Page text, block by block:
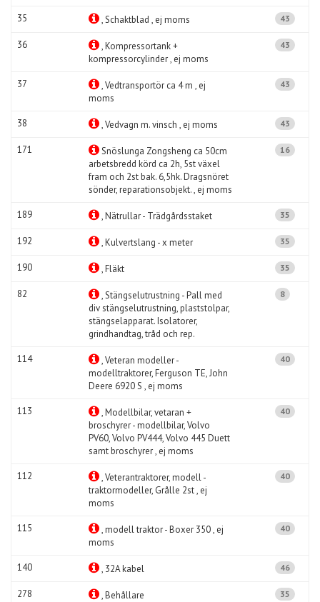
35 , Schaktblad , ej moms 43
36
, Kompressortank +
kompressorcylinder , ej moms
43
37
, Vedtransportör ca 4 m , ej
moms
43
38 , Vedvagn m. vinsch , ej moms 43
171
Snöslunga Zongsheng ca 50cm
arbetsbredd körd ca 2h, 5st växel
fram och 2st bak. 6,5hk. Dragsnöret
sönder, reparationsobjekt. , ej moms
16
189 , Nätrullar - Trädgårdsstaket 35
192 , Kulvertslang - x meter 35
190 , Fläkt 35
82
, Stängselutrustning - Pall med
div stängselutrustning, plaststolpar,
stängselapparat. Isolatorer,
grindhandtag, tråd och rep.
8
114
, Veteran modeller -
modelltraktorer, Ferguson TE, John
Deere 6920 S , ej moms
40
113
, Modellbilar, vetaran +
broschyrer - modellbilar, Volvo
PV60, Volvo PV444, Volvo 445 Duett
samt broschyrer , ej moms
40
112
, Veterantraktorer, modell -
traktormodeller, Grålle 2st , ej
moms
40
115
, modell traktor - Boxer 350 , ej
moms
40
140 , 32A kabel 46
278 , Behållare 35